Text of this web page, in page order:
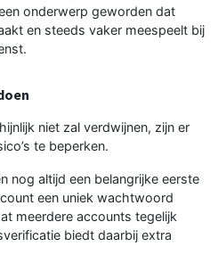
onderwerp geworden dat
en steeds vaker meespeelt bij
niet zal verdwijnen, zijn er
te beperken.
nog altijd een belangrijke eerste
een uniek wachtwoord
meerdere accounts tegelijk
biedt daarbij extra